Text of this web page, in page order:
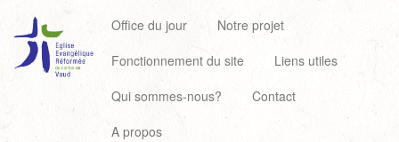
Office du jour
Notre projet
Fonctionnement du site
Liens utiles
Qui sommes-nous?
Contact
A propos